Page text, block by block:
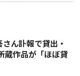
さん訃報で貸出・
蔵作品が「ほぼ貸